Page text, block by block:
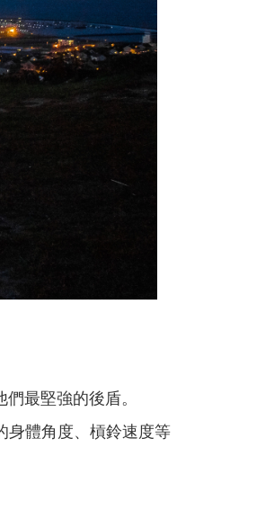
最堅強的後盾。
身體角度、槓鈴速度等